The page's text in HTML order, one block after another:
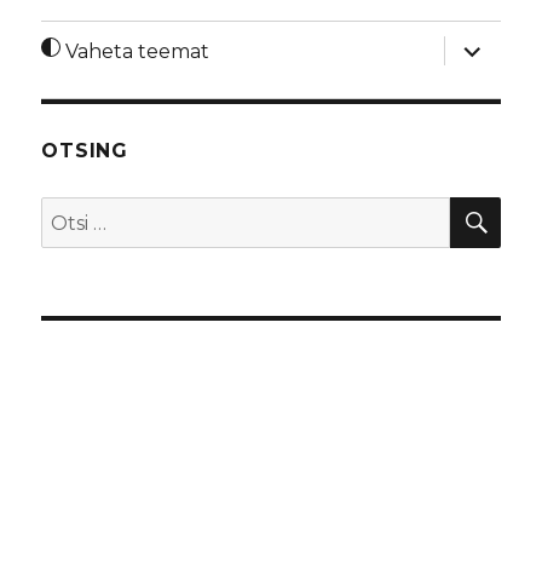
Vaheta teemat
laienda
OTSING
Otsi: